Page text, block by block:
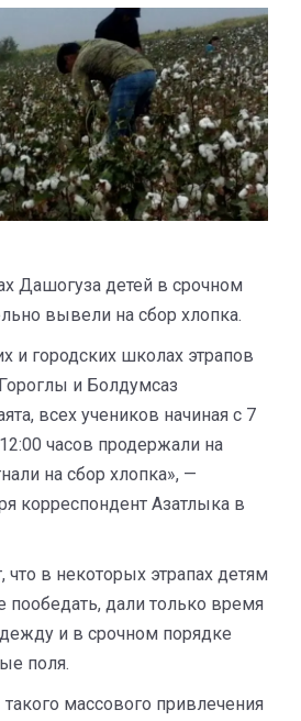
Дашогуза детей в срочном
вывели на сбор хлопка.
и городских школах этрапов
и Болдумсаз
всех учеников начиная с 7
часов продержали на
на сбор хлопка», —
корреспондент Азатлыка в
в некоторых этрапах детям
дали только время
и в срочном порядке
поля.
массового привлечения